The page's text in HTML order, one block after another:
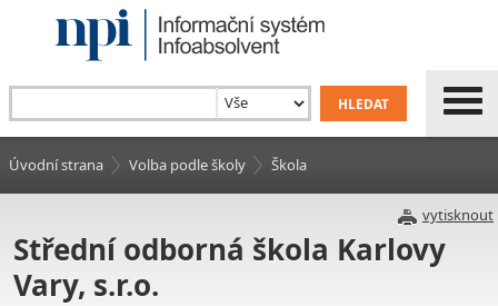
Úvodní strana Volba podle školy Škola
vytisknout
Střední odborná škola Karlovy
Vary, s.r.o.